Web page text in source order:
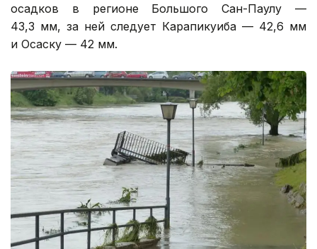
осадков в регионе Большого Сан-Паулу —
43,3 мм, за ней следует Карапикуиба — 42,6 мм
и Осаску — 42 мм.